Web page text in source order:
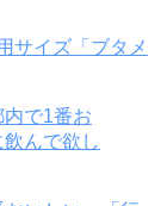
サイズ「ブタメ